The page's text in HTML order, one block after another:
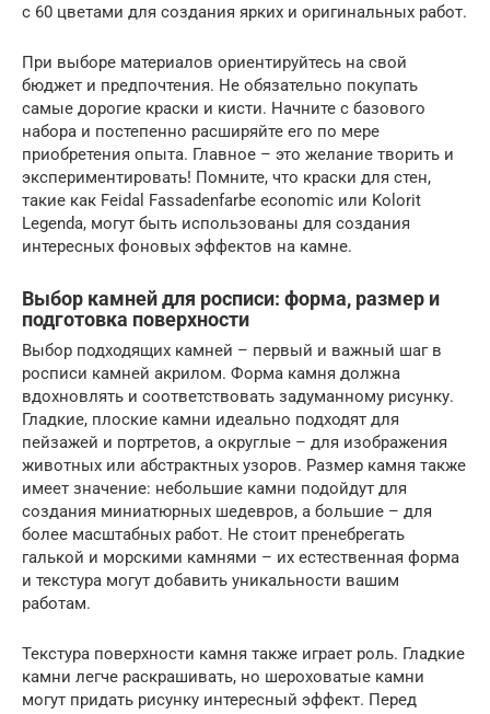
с 60 цветами для создания ярких и оригинальных работ.
При выборе материалов ориентируйтесь на свой
бюджет и предпочтения. Не обязательно покупать
самые дорогие краски и кисти. Начните с базового
набора и постепенно расширяйте его по мере
приобретения опыта. Главное – это желание творить и
экспериментировать! Помните, что краски для стен,
такие как Feidal Fassadenfarbе economiс или Kolorit
Legenda, могут быть использованы для создания
интересных фоновых эффектов на камне.
Выбор камней для росписи: форма, размер и
подготовка поверхности
Выбор подходящих камней – первый и важный шаг в
росписи камней акрилом. Форма камня должна
вдохновлять и соответствовать задуманному рисунку.
Гладкие, плоские камни идеально подходят для
пейзажей и портретов, а округлые – для изображения
животных или абстрактных узоров. Размер камня также
имеет значение: небольшие камни подойдут для
создания миниатюрных шедевров, а большие – для
более масштабных работ. Не стоит пренебрегать
галькой и морскими камнями – их естественная форма
и текстура могут добавить уникальности вашим
работам.
Текстура поверхности камня также играет роль. Гладкие
камни легче раскрашивать, но шероховатые камни
могут придать рисунку интересный эффект. Перед